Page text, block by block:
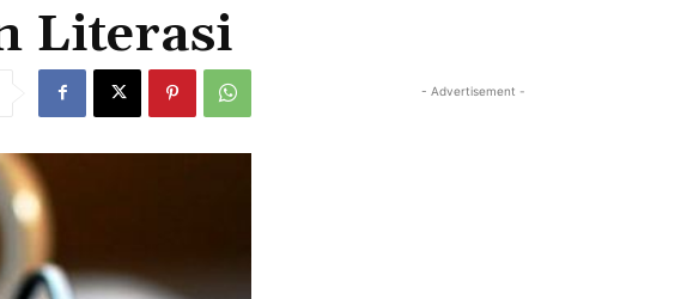
Literasi
- Advertisement -